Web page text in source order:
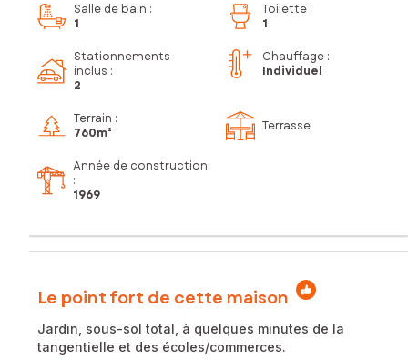
Salle de bain :
1
Toilette :
1
Stationnements
inclus :
2
Chauffage :
Individuel
Terrain :
760m²
Terrasse
Année de construction
:
1969
Le point fort de cette maison
Jardin, sous-sol total, à quelques minutes de la
tangentielle et des écoles/commerces.